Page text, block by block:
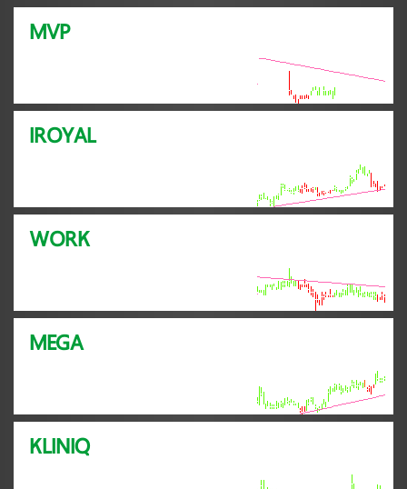
MVP
IROYAL
WORK
MEGA
KLINIQ